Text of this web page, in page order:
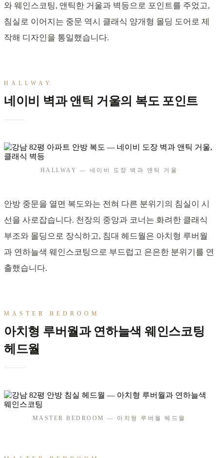
와 웨인스코팅, 앤틱한 거울과 벽등으로 포인트를 주었고,
침실로 이어지는 중문 역시 클래식 양개형 몰딩 도어로 제
작해 디자인을 통일했습니다.
HALLWAY
네이비 벽과 앤틱 거울의 복도 포인트
HALLWAY — 네이비 도장 벽과 앤틱 거울
안방 중문을 열면 복도와는 전혀 다른 분위기의 침실이 시
선을 사로잡습니다. 천장의 중앙과 코너는 화려한 클래식
부조와 몰딩으로 장식하고, 침대 헤드월은 아치형 루버월
과 연하늘색 웨인스코팅으로 부드럽고 은은한 분위기를 연
출했습니다.
MASTER BEDROOM
아치형 루버월과 연하늘색 웨인스코팅
헤드월
MASTER BEDROOM — 아치형 루버월 헤드월